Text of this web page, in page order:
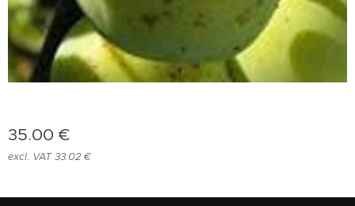
35.00 €
excl. VAT 33.02 €